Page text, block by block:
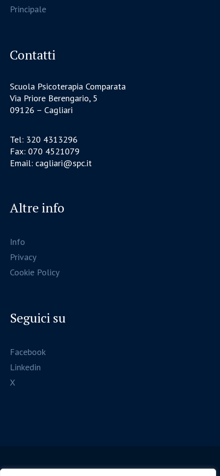
Principale
Contatti
Scuola Psicoterapia Comparata
Via Priore Berengario, 5
09126 – Cagliari
Tel: 320 4313296
Fax: 070 4521079
Email: cagliari@spc.it
Altre info
Info
Privacy
Cookie Policy
Seguici su
Facebook
Linkedin
X